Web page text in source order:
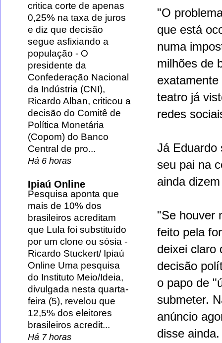
"O
que está
numa
milhões de
teatro já
redes
Já Eduardo
seu pai na
ainda
"Se houver
feito pela
deixei claro
decisão
o papo de
submeter.
anúncio
disse ainda.
critica corte de apenas
0,25% na taxa de juros
e diz que decisão
segue asfixiando a
população - O
presidente da
Confederação Nacional
da Indústria (CNI),
Ricardo Alban, criticou a
decisão do Comitê de
Política Monetária
(Copom) do Banco
Central de pro...
Há 6 horas
Ipiaú Online
Pesquisa aponta que
mais de 10% dos
brasileiros acreditam
que Lula foi substituído
por um clone ou sósia -
Ricardo Stuckert/ Ipiaú
Online Uma pesquisa
do Instituto Meio/Ideia,
divulgada nesta quarta-
feira (5), revelou que
12,5% dos eleitores
brasileiros acredit...
Há 7 horas